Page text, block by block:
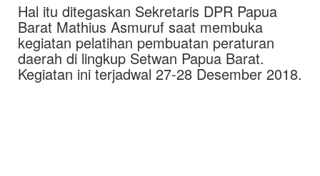
Hal itu ditegaskan Sekretaris DPR Papua
Barat Mathius Asmuruf saat membuka
kegiatan pelatihan pembuatan peraturan
daerah di lingkup Setwan Papua Barat.
Kegiatan ini terjadwal 27-28 Desember 2018.